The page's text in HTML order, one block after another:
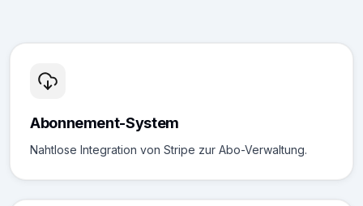
Abonnement-System
Nahtlose Integration von Stripe zur Abo-Verwaltung.